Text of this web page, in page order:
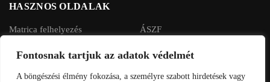
Fontosnak tartjuk az adatok védelmét
A böngészési élmény fokozása, a személyre szabott hirdetések vagy
HASZNOS OLDALAK
Matrica felhelyezés ÁSZF
Adatvédelmi tájékoztató